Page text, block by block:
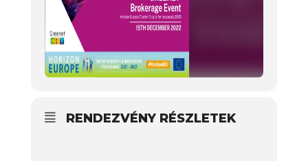
RENDEZVÉNY RÉSZLETEK